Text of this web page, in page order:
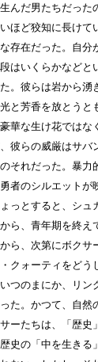
んだ男たちだった
ほど狡知に長けて
存在だった。自分
はいくらかなどと
。彼らは岩から湧
と芳香を放とうと
華な生け花ではな
彼らの威厳はサバ
それだった。暴力
者のシルエットが
っとすると、シュ
ら、青年期を終え
ら、次第にボクサ
クォーティをどう
つのまにか、リン
た。かつて、自然
ーたちは、「歴史
史の「中を生きる